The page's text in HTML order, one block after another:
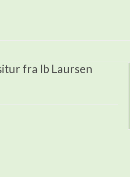
fra Ib Laursen